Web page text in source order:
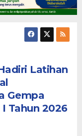
Latihan
Gempa
Tahun 2026